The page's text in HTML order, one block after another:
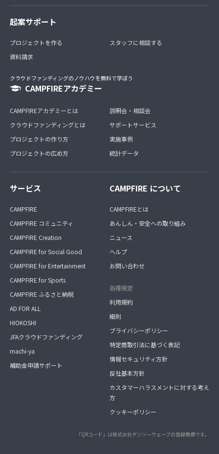
起案サポート
プロジェクトを作る
資料請求
スタッフに相談する
クラウドファンディングのノウハウを無料で学ぼう
CAMPFIREアカデミー
CAMPFIREアカデミーとは
クラウドファンディングとは
プロジェクトの作り方
プロジェクトの広め方
説明会・相談会
サポートサービス
実施事例
統計データ
サービス
CAMPFIRE
CAMPFIRE コミュニティ
CAMPFIRE Creation
CAMPFIRE for Social Good
CAMPFIRE for Entertainment
CAMPFIRE for Sports
CAMPFIRE ふるさと納税
AD FOR ALL
HIOKOSHI
JFAクラウドファンディング
machi-ya
補助金申請サポート
CAMPFIRE について
CAMPFIREとは
あんしん・安全への取り組み
ニュース
ヘルプ
お問い合わせ
各種規定
利用規約
細則
プライバシーポリシー
特定商取引法に基づく表記
情報セキュリティ方針
反社基本方針
カスタマーハラスメントに対する考え
方
クッキーポリシー
「QRコード」は株式会社デンソーウェーブの登録商標です。